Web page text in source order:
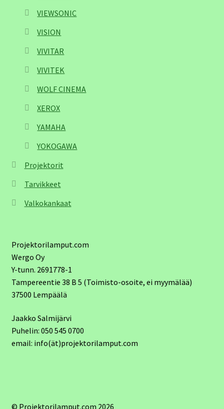
VIEWSONIC
VISION
VIVITAR
VIVITEK
WOLF CINEMA
XEROX
YAMAHA
YOKOGAWA
Projektorit
Tarvikkeet
Valkokankaat
Projektorilamput.com
Wergo Oy
Y-tunn. 2691778-1
Tampereentie 38 B 5 (Toimisto-osoite, ei myymälää)
37500 Lempäälä
Jaakko Salmijärvi
Puhelin: 050 545 0700
email: info(ät)projektorilamput.com
© Projektorilamput.com 2026